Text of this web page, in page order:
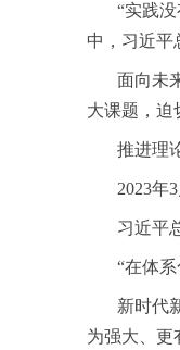
“实践没
中，习近平
面向未来
大课题，迫
推进理论
2023年3
习近平总
“在体系
新时代新
为强大、更